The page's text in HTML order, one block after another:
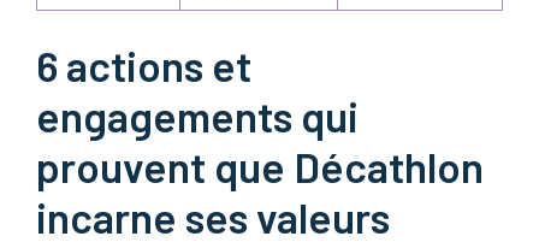
6 actions et
engagements qui
prouvent que Décathlon
incarne ses valeurs